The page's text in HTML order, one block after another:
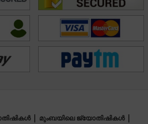
to guide people with his vast
astrological knowledge, helping
uncertainties with confidence.
/ Horary
| മുംബയിലെ ജ്യോതിഷികൾ|